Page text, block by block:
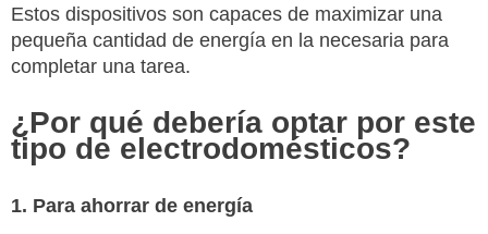
Estos dispositivos son capaces de maximizar una
pequeña cantidad de energía en la necesaria para
completar una tarea.
¿Por qué debería optar por este
tipo de electrodomésticos?
1. Para ahorrar de energía